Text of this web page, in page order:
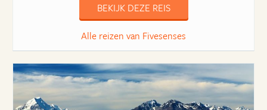
BEKIJK DEZE REIS
Alle reizen van Fivesenses